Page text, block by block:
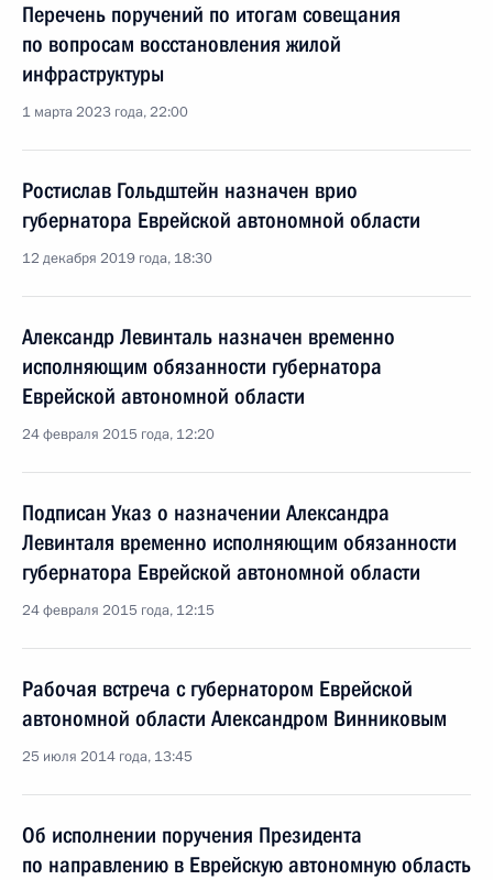
Перечень поручений по итогам совещания
по вопросам восстановления жилой
инфраструктуры
1 марта 2023 года, 22:00
Ростислав Гольдштейн назначен врио
губернатора Еврейской автономной области
12 декабря 2019 года, 18:30
Александр Левинталь назначен временно
исполняющим обязанности губернатора
Еврейской автономной области
24 февраля 2015 года, 12:20
Подписан Указ о назначении Александра
Левинталя временно исполняющим обязанности
губернатора Еврейской автономной области
24 февраля 2015 года, 12:15
Рабочая встреча с губернатором Еврейской
автономной области Александром Винниковым
25 июля 2014 года, 13:45
Об исполнении поручения Президента
по направлению в Еврейскую автономную область